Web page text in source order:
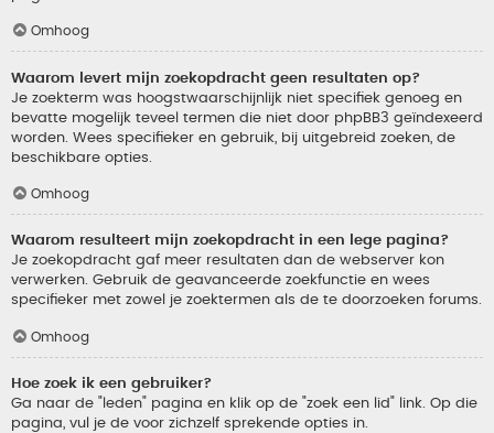
Omhoog
Waarom levert mijn zoekopdracht geen resultaten op?
Je zoekterm was hoogstwaarschijnlijk niet specifiek genoeg en
bevatte mogelijk teveel termen die niet door phpBB3 geïndexeerd
worden. Wees specifieker en gebruik, bij uitgebreid zoeken, de
beschikbare opties.
Omhoog
Waarom resulteert mijn zoekopdracht in een lege pagina?
Je zoekopdracht gaf meer resultaten dan de webserver kon
verwerken. Gebruik de geavanceerde zoekfunctie en wees
specifieker met zowel je zoektermen als de te doorzoeken forums.
Omhoog
Hoe zoek ik een gebruiker?
Ga naar de "leden" pagina en klik op de "zoek een lid" link. Op die
pagina, vul je de voor zichzelf sprekende opties in.